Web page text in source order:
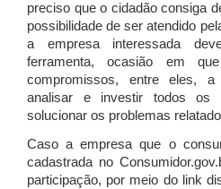
preciso que o cidadão consiga
possibilidade de ser atendido
a empresa interessada
ferramenta, ocasião em
compromissos, entre eles, a
analisar e investir todos os
solucionar os problemas
Caso a empresa que o
cadastrada no
participação, por meio do link